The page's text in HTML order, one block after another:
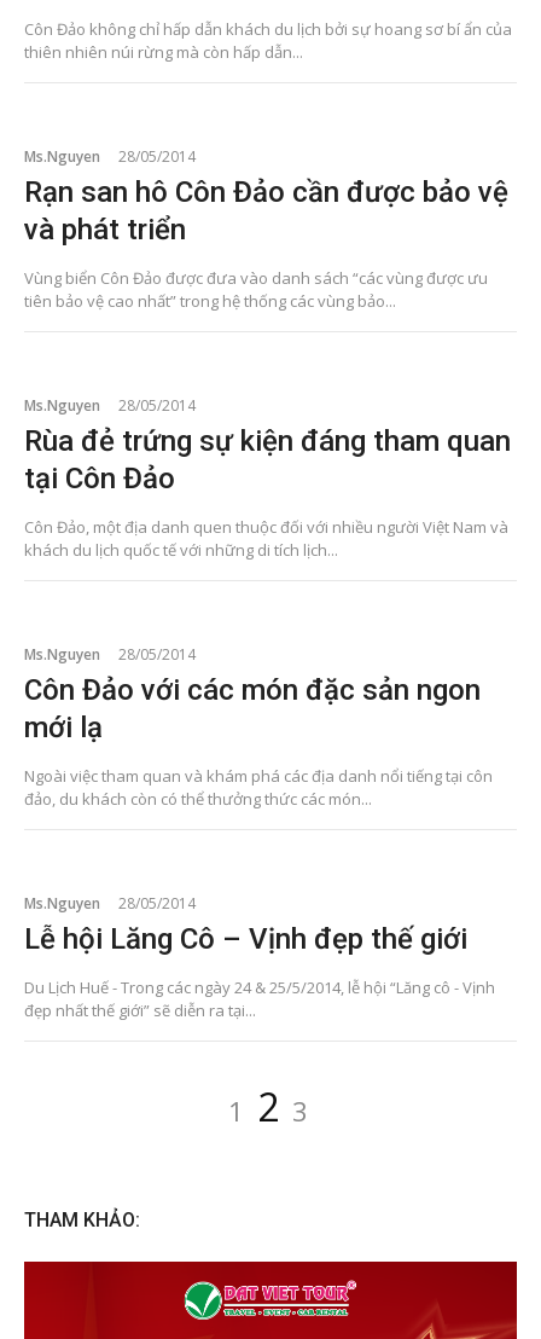
Côn Đảo không chỉ hấp dẫn khách du lịch bởi sự hoang sơ bí ẩn của
thiên nhiên núi rừng mà còn hấp dẫn...
Ms.Nguyen 28/05/2014
Rạn san hô Côn Đảo cần được bảo vệ
và phát triển
Vùng biển Côn Đảo được đưa vào danh sách “các vùng được ưu
tiên bảo vệ cao nhất” trong hệ thống các vùng bảo...
Ms.Nguyen 28/05/2014
Rùa đẻ trứng sự kiện đáng tham quan
tại Côn Đảo
Côn Đảo, một địa danh quen thuộc đối với nhiều người Việt Nam và
khách du lịch quốc tế với những di tích lịch...
Ms.Nguyen 28/05/2014
Côn Đảo với các món đặc sản ngon
mới lạ
Ngoài việc tham quan và khám phá các địa danh nổi tiếng tại côn
đảo, du khách còn có thể thưởng thức các món...
Ms.Nguyen 28/05/2014
Lễ hội Lăng Cô – Vịnh đẹp thế giới
Du Lịch Huế - Trong các ngày 24 & 25/5/2014, lễ hội “Lăng cô - Vịnh
đẹp nhất thế giới” sẽ diễn ra tại...
Page
1 Page
2 Page
3
THAM KHẢO: